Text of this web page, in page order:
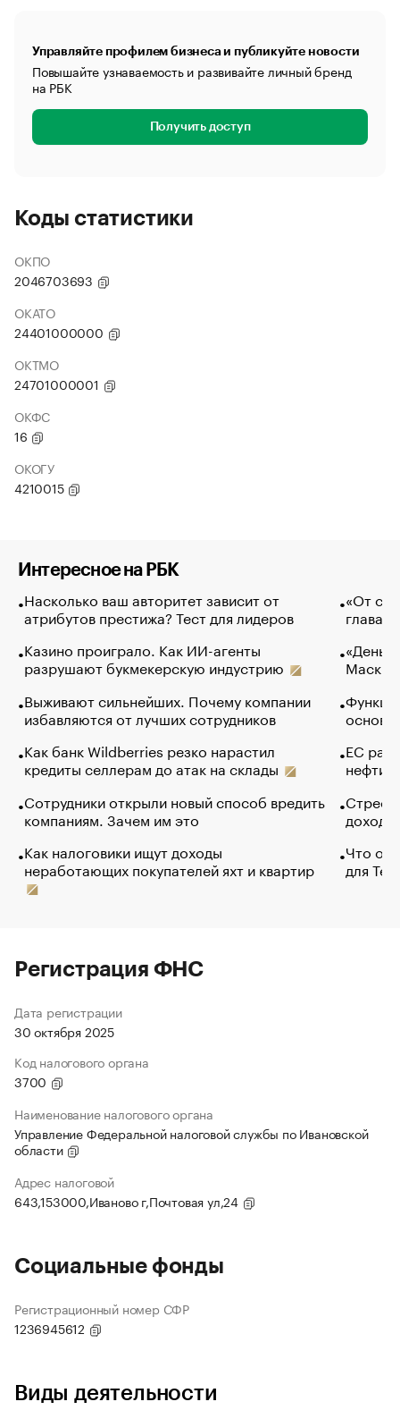
Управляйте профилем бизнеса и публикуйте новости
Повышайте узнаваемость и развивайте личный бренд
на РБК
Получить доступ
Коды статистики
ОКПО
2046703693
ОКАТО
24401000000
ОКТМО
24701000001
ОКФС
16
ОКОГУ
4210015
Интересное на РБК
Насколько ваш авторитет зависит от
атрибутов престижа? Тест для лидеров
Казино проиграло. Как ИИ-агенты
разрушают букмекерскую индустрию
Выживают сильнейших. Почему компании
избавляются от лучших сотрудников
Как банк Wildberries резко нарастил
кредиты селлерам до атак на склады
Сотрудники открыли новый способ вредить
компаниям. Зачем им это
Как налоговики ищут доходы
неработающих покупателей яхт и квартир
«От
глава
Маск в
основ
ЕС
нефти
Что
для
Регистрация ФНС
Дата регистрации
30 октября 2025
Код налогового органа
3700
Наименование налогового органа
Управление Федеральной налоговой службы по Ивановской
области
Адрес налоговой
643,153000,Иваново г,Почтовая ул,24
Социальные фонды
Регистрационный номер СФР
1236945612
Виды деятельности